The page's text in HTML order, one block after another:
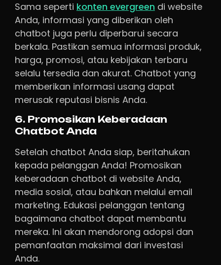
Sama seperti konten evergreen di website
Anda, informasi yang diberikan oleh
chatbot juga perlu diperbarui secara
berkala. Pastikan semua informasi produk,
harga, promosi, atau kebijakan terbaru
selalu tersedia dan akurat. Chatbot yang
memberikan informasi usang dapat
merusak reputasi bisnis Anda.
6. Promosikan Keberadaan
Chatbot Anda
Setelah chatbot Anda siap, beritahukan
kepada pelanggan Anda! Promosikan
keberadaan chatbot di website Anda,
media sosial, atau bahkan melalui email
marketing. Edukasi pelanggan tentang
bagaimana chatbot dapat membantu
mereka. Ini akan mendorong adopsi dan
pemanfaatan maksimal dari investasi
Anda.